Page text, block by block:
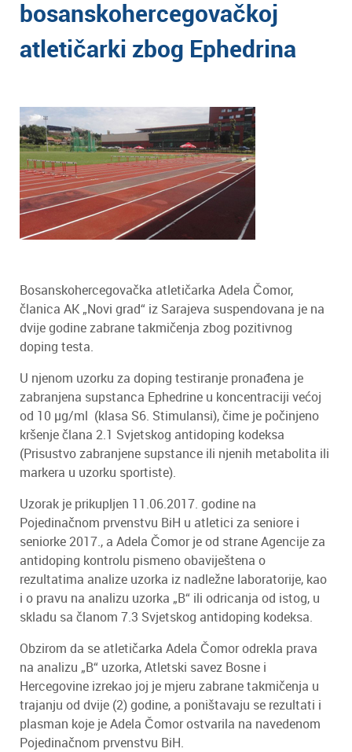
bosanskohercegovačkoj
atletičarki zbog Ephedrina
Bosanskohercegovačka atletičarka Adela Čomor,
članica AK „Novi grad“ iz Sarajeva suspendovana je na
dvije godine zabrane takmičenja zbog pozitivnog
doping testa.
U njenom uzorku za doping testiranje pronađena je
zabranjena supstanca Ephedrine u koncentraciji većoj
od 10 µg/ml (klasa S6. Stimulansi), čime je počinjeno
kršenje člana 2.1 Svjetskog antidoping kodeksa
(Prisustvo zabranjene supstance ili njenih metabolita ili
markera u uzorku sportiste).
Uzorak je prikupljen 11.06.2017. godine na
Pojedinačnom prvenstvu BiH u atletici za seniore i
seniorke 2017., a Adela Čomor je od strane Agencije za
antidoping kontrolu pismeno obaviještena o
rezultatima analize uzorka iz nadležne laboratorije, kao
i o pravu na analizu uzorka „B“ ili odricanja od istog, u
skladu sa članom 7.3 Svjetskog antidoping kodeksa.
Obzirom da se atletičarka Adela Čomor odrekla prava
na analizu „B“ uzorka, Atletski savez Bosne i
Hercegovine izrekao joj je mjeru zabrane takmičenja u
trajanju od dvije (2) godine, a poništavaju se rezultati i
plasman koje je Adela Čomor ostvarila na navedenom
Pojedinačnom prvenstvu BiH.